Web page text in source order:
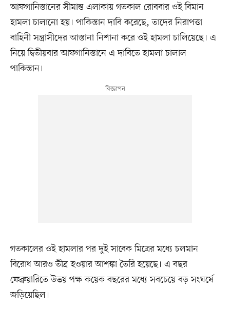
আফগানিস্তানের সীমান্ত এলাকায় গতকাল রোববার ওই বিমান
হামলা চালানো হয়। পাকিস্তান দাবি করেছে, তাদের নিরাপত্তা
বাহিনী সন্ত্রাসীদের আস্তানা নিশানা করে ওই হামলা চালিয়েছে। এ
নিয়ে দ্বিতীয়বার আফগানিস্তানে এ দাবিতে হামলা চালাল
পাকিস্তান।
গতকালের ওই হামলার পর দুই সাবেক মিত্রের মধ্যে চলমান
বিরোধ আরও তীব্র হওয়ার আশঙ্কা তৈরি হয়েছে। এ বছর
ফেব্রুয়ারিতে উভয় পক্ষ কয়েক বছরের মধ্যে সবচেয়ে বড় সংঘর্ষে
জড়িয়েছিল।